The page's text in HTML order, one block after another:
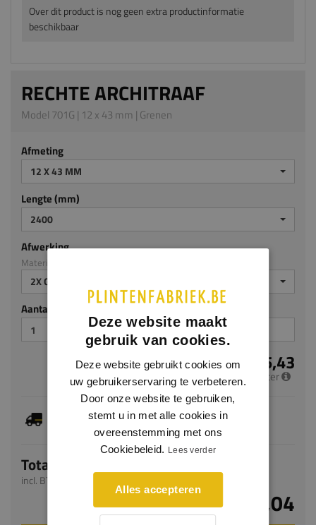
Over dit product is nog geen extra productinformatie
beschikbaar
RECHTE ARCHITRAAF
Model 701G | 12 x 43 mm | Grenen
Afmeting
12 X 43 MM
Lengte (mm)
2400
Afwerking
Materiaal: Grenen
2X GEGROND
Aantal stuks
€ 5,43
per meter
Dit artikel is voorradig, de verwachte levertijd
bedraagt 1-3 werkdagen
Totaal
incl. BTW
€ 13,04
Deze website maakt
gebruik van cookies.
Deze website gebruikt cookies om
uw gebruikerservaring te verbeteren.
Door onze website te gebruiken,
stemt u in met alle cookies in
overeenstemming met ons
Cookiebeleid. Lees verder
Alles accepteren